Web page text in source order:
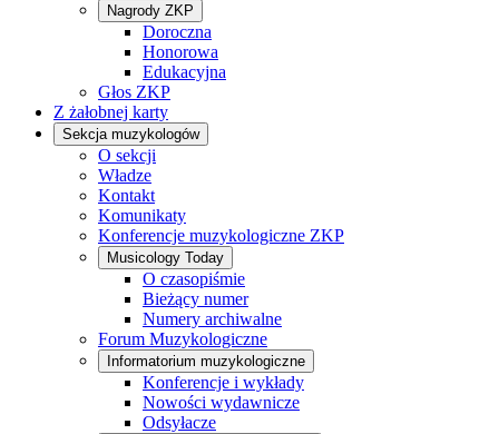
Nagrody ZKP
Doroczna
Honorowa
Edukacyjna
Głos ZKP
Z żałobnej karty
Sekcja muzykologów
O sekcji
Władze
Kontakt
Komunikaty
Konferencje muzykologiczne ZKP
Musicology Today
O czasopiśmie
Bieżący numer
Numery archiwalne
Forum Muzykologiczne
Informatorium muzykologiczne
Konferencje i wykłady
Nowości wydawnicze
Odsyłacze